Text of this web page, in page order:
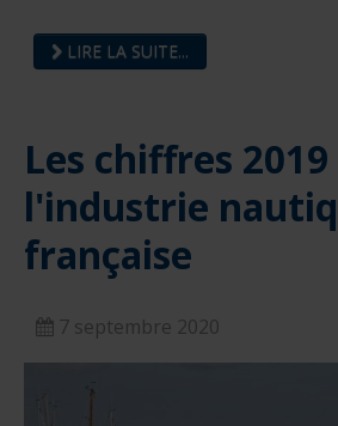
LIRE LA SUITE...
Les chiffres 2019
l'industrie
française
7 septembre 2020